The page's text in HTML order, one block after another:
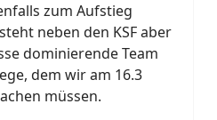
zum Aufstieg
neben den KSF aber
dominierende Team
dem wir am 16.3
müssen.